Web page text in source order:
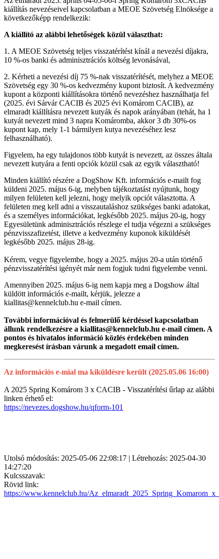
kiállítás nevezéseivel kapcsolatban a MEOE Szövetség Elnöksége a
következőképp rendelkezik:
A kiállító az alábbi lehetőségek közül választhat:
1. A MEOE Szövetség teljes visszatérítést kínál a nevezési díjakra,
10 %-os banki és adminisztrációs költség levonásával,
2. Kérheti a nevezési díj 75 %-nak visszatérítését, melyhez a MEOE
Szövetség egy 30 %-os kedvezmény kupont biztosít. A kedvezmény
kupont a központi kiállításokra történő nevezéshez használhatja fel
(2025. évi Sárvár CACIB és 2025 évi Komárom CACIB), az
elmaradt kiállításra nevezett kutyák és napok arányában (tehát, ha 1
kutyát nevezett mind 3 napra Komáromba, akkor 3 db 30%-os
kupont kap, mely 1-1 bármilyen kutya nevezéséhez lesz
felhasználható).
Figyelem, ha egy tulajdonos több kutyát is nevezett, az összes általa
nevezett kutyára a fenti opciók közül csak az egyik választható!
Minden kiállító részére a DogShow Kft. információs e-mailt fog
küldeni 2025. május 6-ig, melyben tájékoztatást nyújtunk, hogy
milyen felületen kell jelezni, hogy melyik opciót választotta. A
felületen meg kell adni a visszautaláshoz szükséges banki adatokat,
és a személyes információkat, legkésőbb 2025. május 20-ig, hogy
Egyesületünk adminisztrációs részlege el tudja végezni a szükséges
pénzvisszafizetést, illetve a kedvezmény kuponok kiküldését
legkésőbb 2025. május 28-ig.
Kérem, vegye figyelembe, hogy a 2025. május 20-a után történő
pénzvisszatérítési igényét már nem fogjuk tudni figyelembe venni.
Amennyiben 2025. május 6-ig nem kapja meg a Dogshow által
küldött információs e-mailt, kérjük, jelezze a
kiallitas@kennelclub.hu e-mail címen.
További információval és felmerülő kérdéssel kapcsolatban
állunk rendelkezésre a kiallitas@kennelclub.hu e-mail címen. A
pontos és hivatalos információ közlés érdekében minden
megkeresést írásban várunk a megadott email címen.
Az információs e-mial ma kiküldésre került (2025.05.06 16:00)
A 2025 Spring Komárom 3 x CACIB - Visszatérítési űrlap az alábbi
linken érhető el:
https://nevezes.dogshow.hu/qform-101
Utolsó módosítás: 2025-05-06 22:08:17 | Létrehozás: 2025-04-30
14:27:20
Kulcsszavak:
Rövid link:
https://www.kennelclub.hu/